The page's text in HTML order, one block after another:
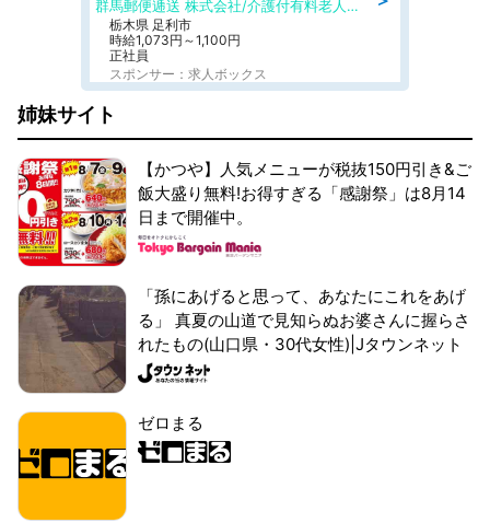
群馬郵便逓送 株式会社/介護付有料老人ホーム ふる里
栃木県 足利市
時給1,073円～1,100円
正社員
スポンサー：求人ボックス
姉妹サイト
【かつや】人気メニューが税抜150円引き&ご
飯大盛り無料!お得すぎる「感謝祭」は8月14
日まで開催中。
「孫にあげると思って、あなたにこれをあげ
る」 真夏の山道で見知らぬお婆さんに握らさ
れたもの(山口県・30代女性)|Jタウンネット
ゼロまる